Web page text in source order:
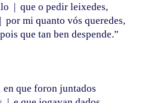
| que o pedir leixedes,
| por mi quanto vós queredes,
pois que tan ben despende.”
en que foron juntados